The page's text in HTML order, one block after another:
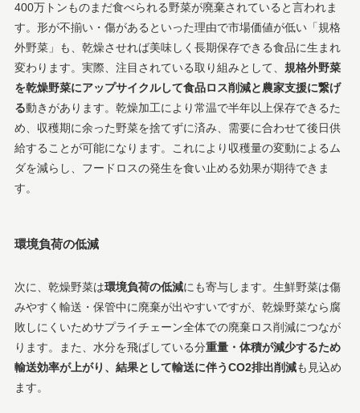
400万トンものまだ食べられる野菜が廃棄されていると言われま
す​。形が不揃い・傷があるといった理由で市場価値が低い「規格
外野菜」も、乾燥させれば美味しく長期保存できる食品に生まれ
変わります。実際、注目されている取り組みとして、 規格外野菜
を乾燥野菜にアップサイクルして食品ロス削減と農家支援に繋げ
る動きがあります​。乾燥加工により常温で半年以上保存できるた
め、収穫期に余った野菜を捨てずに済み、需要に合わせて後日供
給することが可能になります​。これにより収穫量の変動によるム
ダを減らし、フードロスの発生を食い止める効果が期待できま
す。
環境負荷の低減
次に、乾燥野菜は環境負荷の低減にも寄与します。生鮮野菜は傷
みやすく輸送・保管中に廃棄が出やすいですが、乾燥野菜なら腐
敗しにくいためサプライチェーン全体での廃棄ロス削減につなが
ります。また、水分を飛ばしている分重量・体積が減少するため
輸送効率が上がり、結果として輸送に伴うCO2排出削減も見込め
ます。